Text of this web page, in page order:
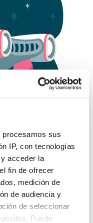
procesamos sus
IP, con tecnologías
acceder la
fin de ofrecer
medición de
de audiencia y
de seleccionar
Puede
como
aquí.
que estás